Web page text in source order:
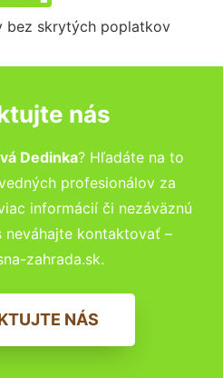
bez skrytých poplatkov
nás
Dedinka? Hľadáte na to
profesionálov za
informácií či nezáväznú
neváhajte kontaktovať –
zahrada.sk.
NÁS